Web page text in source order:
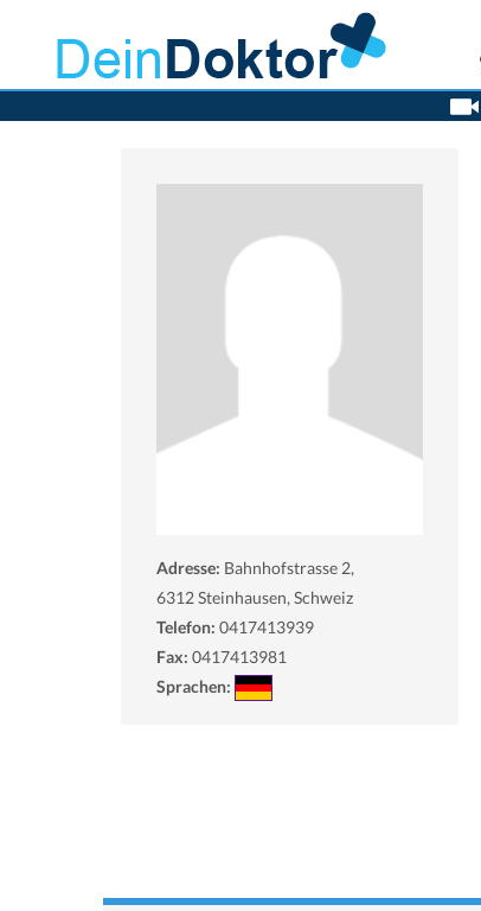
Adresse: Bahnhofstrasse 2,
6312Steinhausen, Schweiz
Telefon: 0417413939
Fax: 0417413981
Sprachen: